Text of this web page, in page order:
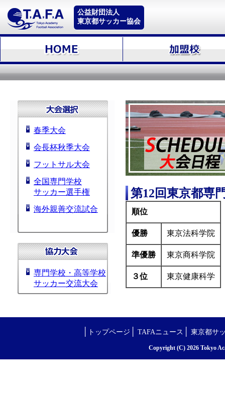
公益財団法人
東京都サッカー協会
春季大会
会長杯秋季大会
フットサル大会
全国専門学校
サッカー選手権
海外親善交流試合
専門学校・高等学校
サッカー交流大会
第12回東京都専
順位
優勝 東京法科学院
準優勝 東京商科学院
３位 東京健康科学
トップページ TAFAニュース 東京都サ
Copyright (C) 2026 Tokyo